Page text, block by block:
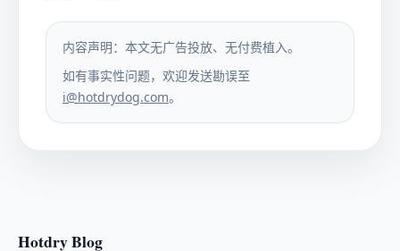
内容声明：本文无广告投放、无付费植入。
如有事实性问题，欢迎发送勘误至
i@hotdrydog.com。
Hotdry Blog